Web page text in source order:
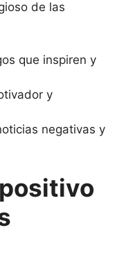
de las
que inspiren y
y
negativas y